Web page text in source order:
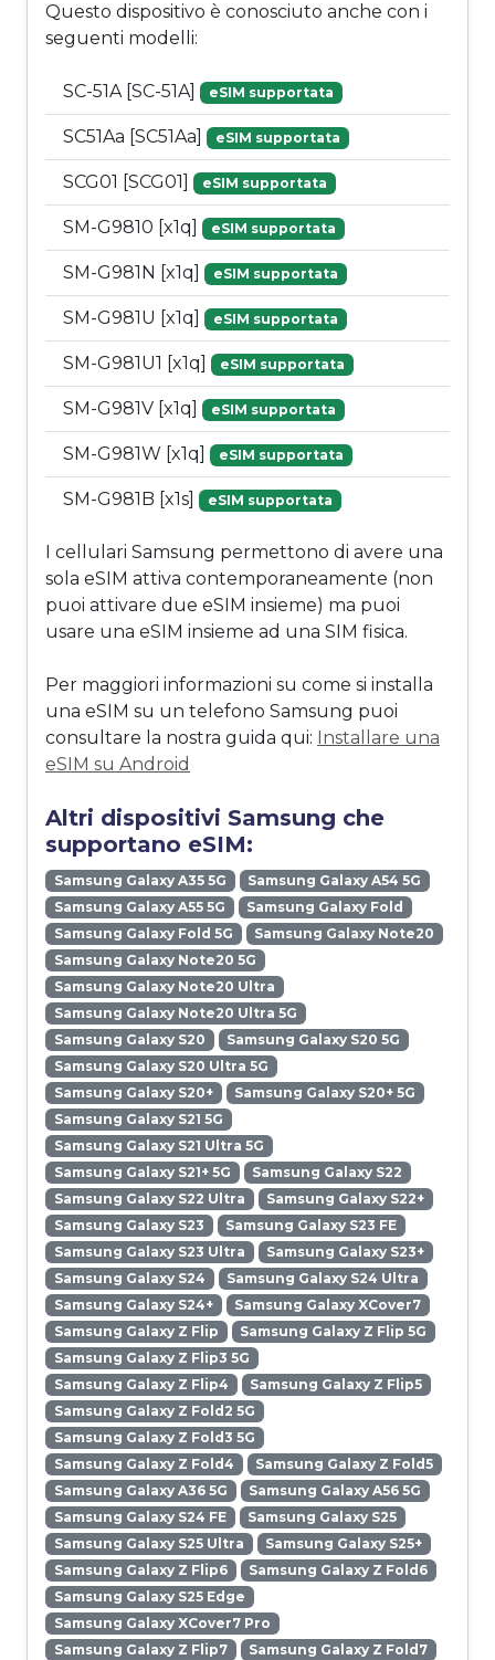
Questo dispositivo è conosciuto anche con i
seguenti modelli:
SC-51A [SC-51A] eSIM supportata
SC51Aa [SC51Aa] eSIM supportata
SCG01 [SCG01] eSIM supportata
SM-G9810 [x1q] eSIM supportata
SM-G981N [x1q] eSIM supportata
SM-G981U [x1q] eSIM supportata
SM-G981U1 [x1q] eSIM supportata
SM-G981V [x1q] eSIM supportata
SM-G981W [x1q] eSIM supportata
SM-G981B [x1s] eSIM supportata
I cellulari Samsung permettono di avere una
sola eSIM attiva contemporaneamente (non
puoi attivare due eSIM insieme) ma puoi
usare una eSIM insieme ad una SIM fisica.
Per maggiori informazioni su come si installa
una eSIM su un telefono Samsung puoi
consultare la nostra guida qui: Installare una
eSIM su Android
Altri dispositivi Samsung che
supportano eSIM:
Samsung Galaxy A35 5G
Samsung Galaxy A54 5G
Samsung Galaxy A55 5G
Samsung Galaxy Fold
Samsung Galaxy Fold 5G
Samsung Galaxy Note20
Samsung Galaxy Note20 5G
Samsung Galaxy Note20 Ultra
Samsung Galaxy Note20 Ultra 5G
Samsung Galaxy S20
Samsung Galaxy S20 5G
Samsung Galaxy S20 Ultra 5G
Samsung Galaxy S20+
Samsung Galaxy S20+ 5G
Samsung Galaxy S21 5G
Samsung Galaxy S21 Ultra 5G
Samsung Galaxy S21+ 5G
Samsung Galaxy S22
Samsung Galaxy S22 Ultra
Samsung Galaxy S22+
Samsung Galaxy S23
Samsung Galaxy S23 FE
Samsung Galaxy S23 Ultra
Samsung Galaxy S23+
Samsung Galaxy S24
Samsung Galaxy S24 Ultra
Samsung Galaxy S24+
Samsung Galaxy XCover7
Samsung Galaxy Z Flip
Samsung Galaxy Z Flip 5G
Samsung Galaxy Z Flip3 5G
Samsung Galaxy Z Flip4
Samsung Galaxy Z Flip5
Samsung Galaxy Z Fold2 5G
Samsung Galaxy Z Fold3 5G
Samsung Galaxy Z Fold4
Samsung Galaxy Z Fold5
Samsung Galaxy A36 5G
Samsung Galaxy A56 5G
Samsung Galaxy S24 FE
Samsung Galaxy S25
Samsung Galaxy S25 Ultra
Samsung Galaxy S25+
Samsung Galaxy Z Flip6
Samsung Galaxy Z Fold6
Samsung Galaxy S25 Edge
Samsung Galaxy XCover7 Pro
Samsung Galaxy Z Flip7
Samsung Galaxy Z Fold7